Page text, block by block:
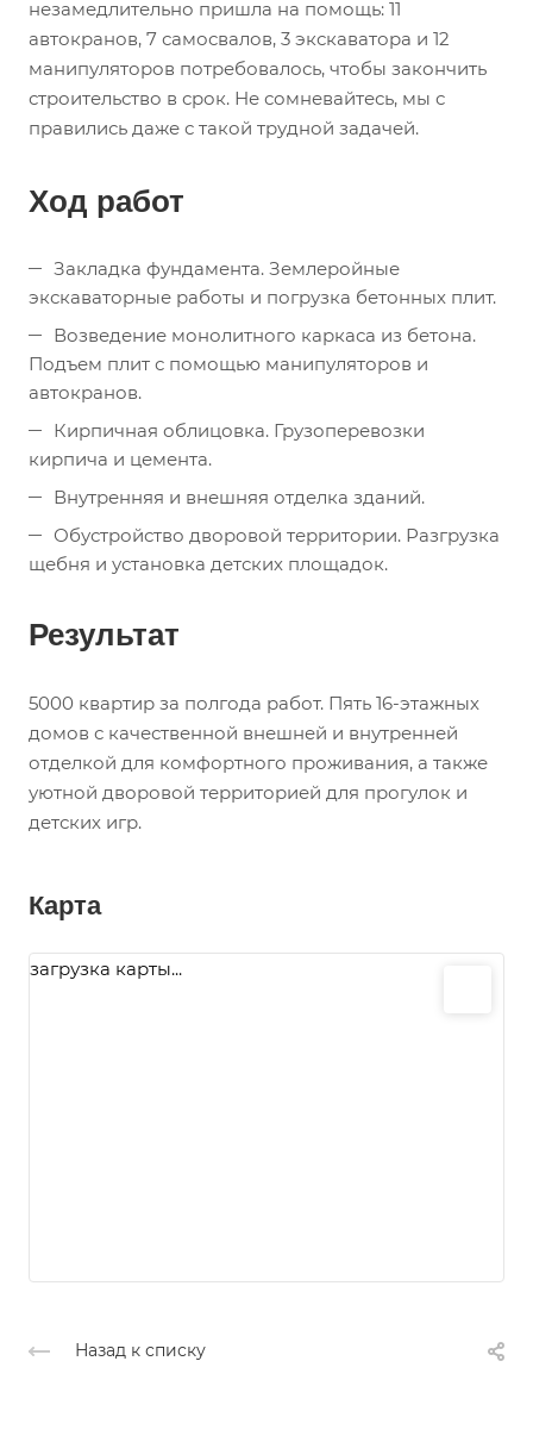
незамедлительно пришла на помощь: 11
автокранов, 7 самосвалов, 3 экскаватора и 12
манипуляторов потребовалось, чтобы закончить
строительство в срок. Не сомневайтесь, мы с
правились даже с такой трудной задачей.
Ход работ
Закладка фундамента. Землеройные
экскаваторные работы и погрузка бетонных плит.
Возведение монолитного каркаса из бетона.
Подъем плит с помощью манипуляторов и
автокранов.
Кирпичная облицовка. Грузоперевозки
кирпича и цемента.
Внутренняя и внешняя отделка зданий.
Обустройство дворовой территории. Разгрузка
щебня и установка детских площадок.
Результат
5000 квартир за полгода работ. Пять 16-этажных
домов с качественной внешней и внутренней
отделкой для комфортного проживания, а также
уютной дворовой территорией для прогулок и
детских игр.
Карта
загрузка карты...
Назад к списку